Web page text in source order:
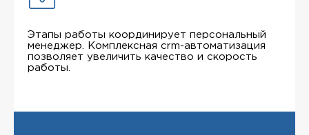
Этапы работы координирует персональный
менеджер. Комплексная crm-автоматизация
позволяет увеличить качество и скорость
работы.